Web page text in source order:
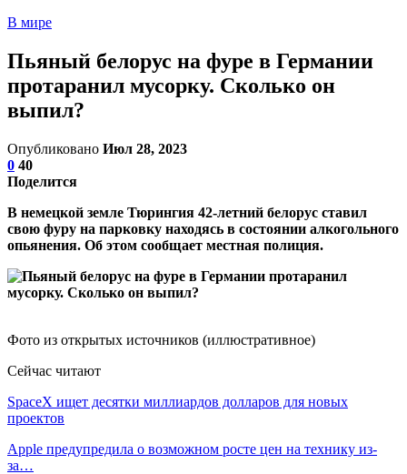
В мире
Пьяный белорус на фуре в Германии
протаранил мусорку. Сколько он
выпил?
Опубликовано Июл 28, 2023
0 40
Поделится
В немецкой земле Тюрингия 42-летний белорус ставил
свою фуру на парковку находясь в состоянии алкогольного
опьянения. Об этом сообщает местная полиция.
Фото из открытых источников (иллюстративное)
Сейчас читают
SpaceX ищет десятки миллиардов долларов для новых
проектов
Apple предупредила о возможном росте цен на технику из-
за…